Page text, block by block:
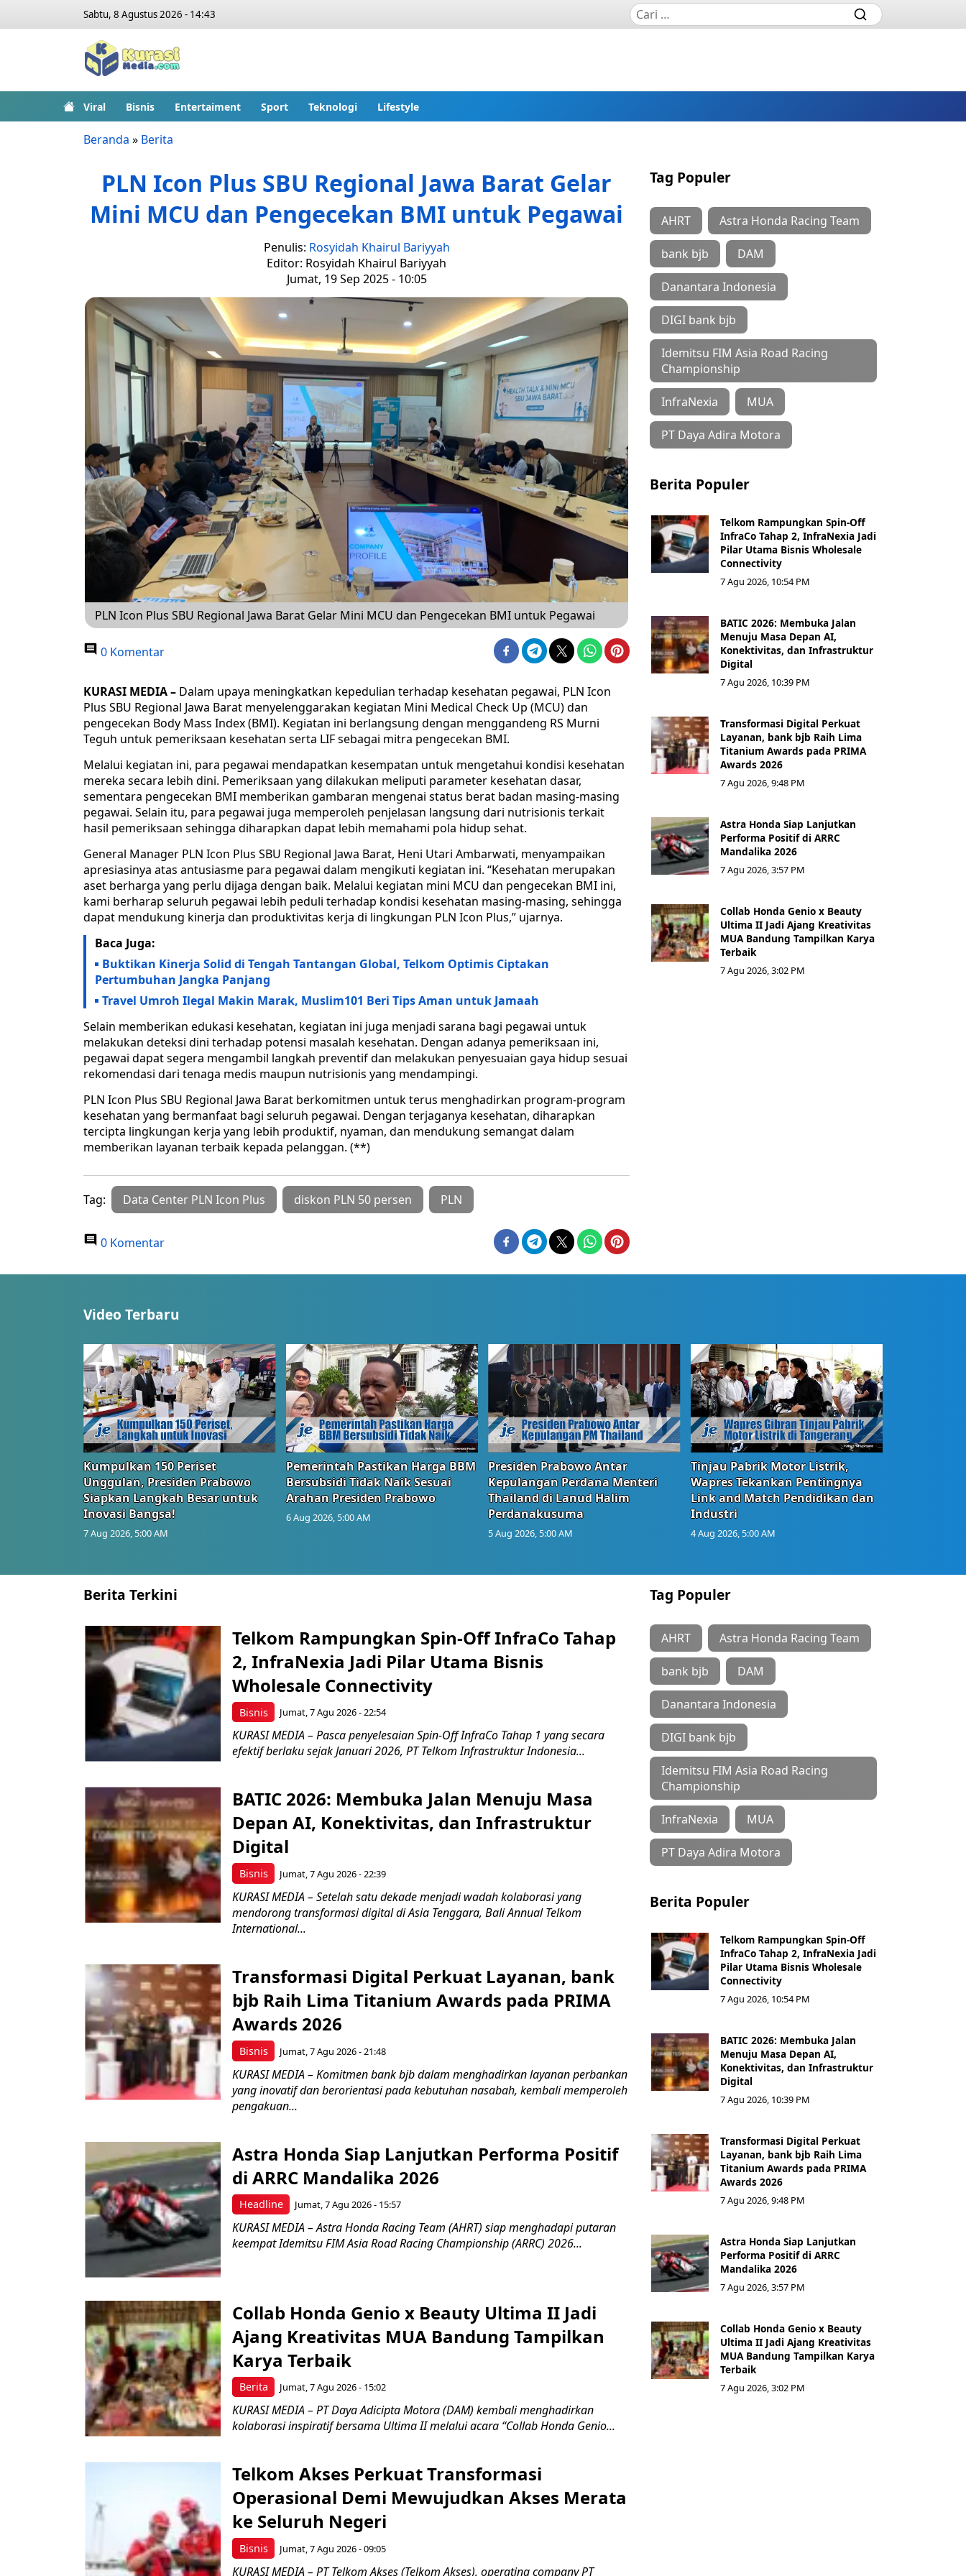
Sabtu, 8 Agustus 2026 - 14:43
Viral Bisnis Entertaiment Sport Teknologi Lifestyle
Beranda » Berita
PLN Icon Plus SBU Regional Jawa Barat Gelar
Mini MCU dan Pengecekan BMI untuk Pegawai
Penulis: Rosyidah Khairul Bariyyah
Editor: Rosyidah Khairul Bariyyah
Jumat, 19 Sep 2025 - 10:05
PLN Icon Plus SBU Regional Jawa Barat Gelar Mini MCU dan Pengecekan BMI untuk Pegawai
0 Komentar
KURASI MEDIA – Dalam upaya meningkatkan kepedulian terhadap kesehatan pegawai, PLN Icon
Plus SBU Regional Jawa Barat menyelenggarakan kegiatan Mini Medical Check Up (MCU) dan
pengecekan Body Mass Index (BMI). Kegiatan ini berlangsung dengan menggandeng RS Murni
Teguh untuk pemeriksaan kesehatan serta LIF sebagai mitra pengecekan BMI.
Melalui kegiatan ini, para pegawai mendapatkan kesempatan untuk mengetahui kondisi kesehatan
mereka secara lebih dini. Pemeriksaan yang dilakukan meliputi parameter kesehatan dasar,
sementara pengecekan BMI memberikan gambaran mengenai status berat badan masing-masing
pegawai. Selain itu, para pegawai juga memperoleh penjelasan langsung dari nutrisionis terkait
hasil pemeriksaan sehingga diharapkan dapat lebih memahami pola hidup sehat.
General Manager PLN Icon Plus SBU Regional Jawa Barat, Heni Utari Ambarwati, menyampaikan
apresiasinya atas antusiasme para pegawai dalam mengikuti kegiatan ini. “Kesehatan merupakan
aset berharga yang perlu dijaga dengan baik. Melalui kegiatan mini MCU dan pengecekan BMI ini,
kami berharap seluruh pegawai lebih peduli terhadap kondisi kesehatan masing-masing, sehingga
dapat mendukung kinerja dan produktivitas kerja di lingkungan PLN Icon Plus,” ujarnya.
Baca Juga:
Buktikan Kinerja Solid di Tengah Tantangan Global, Telkom Optimis Ciptakan
Pertumbuhan Jangka Panjang
Travel Umroh Ilegal Makin Marak, Muslim101 Beri Tips Aman untuk Jamaah
Selain memberikan edukasi kesehatan, kegiatan ini juga menjadi sarana bagi pegawai untuk
melakukan deteksi dini terhadap potensi masalah kesehatan. Dengan adanya pemeriksaan ini,
pegawai dapat segera mengambil langkah preventif dan melakukan penyesuaian gaya hidup sesuai
rekomendasi dari tenaga medis maupun nutrisionis yang mendampingi.
PLN Icon Plus SBU Regional Jawa Barat berkomitmen untuk terus menghadirkan program-program
kesehatan yang bermanfaat bagi seluruh pegawai. Dengan terjaganya kesehatan, diharapkan
tercipta lingkungan kerja yang lebih produktif, nyaman, dan mendukung semangat dalam
memberikan layanan terbaik kepada pelanggan. (**)
Tag: Data Center PLN Icon Plus diskon PLN 50 persen PLN
0 Komentar
Tag Populer
AHRT Astra Honda Racing Team
bank bjb DAM
Danantara Indonesia
DIGI bank bjb
Idemitsu FIM Asia Road Racing
Championship
InfraNexia MUA
PT Daya Adira Motora
Berita Populer
Telkom Rampungkan Spin-Off
InfraCo Tahap 2, InfraNexia Jadi
Pilar Utama Bisnis Wholesale
Connectivity
7 Agu 2026, 10:54 PM
BATIC 2026: Membuka Jalan
Menuju Masa Depan AI,
Konektivitas, dan Infrastruktur
Digital
7 Agu 2026, 10:39 PM
Transformasi Digital Perkuat
Layanan, bank bjb Raih Lima
Titanium Awards pada PRIMA
Awards 2026
7 Agu 2026, 9:48 PM
Astra Honda Siap Lanjutkan
Performa Positif di ARRC
Mandalika 2026
7 Agu 2026, 3:57 PM
Collab Honda Genio x Beauty
Ultima II Jadi Ajang Kreativitas
MUA Bandung Tampilkan Karya
Terbaik
7 Agu 2026, 3:02 PM
Video Terbaru
Kumpulkan 150 Periset
Unggulan, Presiden Prabowo
Siapkan Langkah Besar untuk
Inovasi Bangsa!
7 Aug 2026, 5:00 AM
Pemerintah Pastikan Harga BBM
Bersubsidi Tidak Naik Sesuai
Arahan Presiden Prabowo
6 Aug 2026, 5:00 AM
Presiden Prabowo Antar
Kepulangan Perdana Menteri
Thailand di Lanud Halim
Perdanakusuma
5 Aug 2026, 5:00 AM
Tinjau Pabrik Motor Listrik,
Wapres Tekankan Pentingnya
Link and Match Pendidikan dan
Industri
4 Aug 2026, 5:00 AM
Berita Terkini
Bisnis
Telkom Rampungkan Spin-Off InfraCo Tahap
2, InfraNexia Jadi Pilar Utama Bisnis
Wholesale Connectivity
Jumat, 7 Agu 2026 - 22:54
KURASI MEDIA – Pasca penyelesaian Spin-Off InfraCo Tahap 1 yang secara
efektif berlaku sejak Januari 2026, PT Telkom Infrastruktur Indonesia...
Bisnis
BATIC 2026: Membuka Jalan Menuju Masa
Depan AI, Konektivitas, dan Infrastruktur
Digital
Jumat, 7 Agu 2026 - 22:39
KURASI MEDIA – Setelah satu dekade menjadi wadah kolaborasi yang
mendorong transformasi digital di Asia Tenggara, Bali Annual Telkom
International...
Bisnis
Transformasi Digital Perkuat Layanan, bank
bjb Raih Lima Titanium Awards pada PRIMA
Awards 2026
Jumat, 7 Agu 2026 - 21:48
KURASI MEDIA – Komitmen bank bjb dalam menghadirkan layanan perbankan
yang inovatif dan berorientasi pada kebutuhan nasabah, kembali memperoleh
pengakuan...
Headline
Astra Honda Siap Lanjutkan Performa Positif
di ARRC Mandalika 2026
Jumat, 7 Agu 2026 - 15:57
KURASI MEDIA – Astra Honda Racing Team (AHRT) siap menghadapi putaran
keempat Idemitsu FIM Asia Road Racing Championship (ARRC) 2026...
Berita
Collab Honda Genio x Beauty Ultima II Jadi
Ajang Kreativitas MUA Bandung Tampilkan
Karya Terbaik
Jumat, 7 Agu 2026 - 15:02
KURASI MEDIA – PT Daya Adicipta Motora (DAM) kembali menghadirkan
kolaborasi inspiratif bersama Ultima II melalui acara “Collab Honda Genio...
Bisnis
Telkom Akses Perkuat Transformasi
Operasional Demi Mewujudkan Akses Merata
ke Seluruh Negeri
Jumat, 7 Agu 2026 - 09:05
KURASI MEDIA – PT Telkom Akses (Telkom Akses), operating company PT
Tag Populer
AHRT Astra Honda Racing Team
bank bjb DAM
Danantara Indonesia
DIGI bank bjb
Idemitsu FIM Asia Road Racing
Championship
InfraNexia MUA
PT Daya Adira Motora
Berita Populer
Telkom Rampungkan Spin-Off
InfraCo Tahap 2, InfraNexia Jadi
Pilar Utama Bisnis Wholesale
Connectivity
7 Agu 2026, 10:54 PM
BATIC 2026: Membuka Jalan
Menuju Masa Depan AI,
Konektivitas, dan Infrastruktur
Digital
7 Agu 2026, 10:39 PM
Transformasi Digital Perkuat
Layanan, bank bjb Raih Lima
Titanium Awards pada PRIMA
Awards 2026
7 Agu 2026, 9:48 PM
Astra Honda Siap Lanjutkan
Performa Positif di ARRC
Mandalika 2026
7 Agu 2026, 3:57 PM
Collab Honda Genio x Beauty
Ultima II Jadi Ajang Kreativitas
MUA Bandung Tampilkan Karya
Terbaik
7 Agu 2026, 3:02 PM